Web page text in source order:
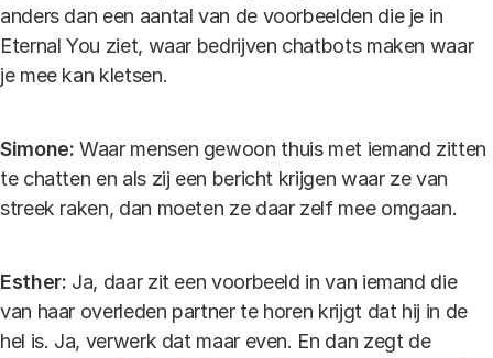
anders dan een aantal van de voorbeelden die je in
Eternal You ziet, waar bedrijven chatbots maken waar
je mee kan kletsen.
Simone:Waar mensen gewoon thuis met iemand zitten
te chatten en als zij een bericht krijgen waar ze van
streek raken, dan moeten ze daar zelf mee omgaan.
Esther: Ja, daar zit een voorbeeld in van iemand die
van haar overleden partner te horen krijgt dat hij in de
hel is. Ja, verwerk dat maar even. En dan zegt de